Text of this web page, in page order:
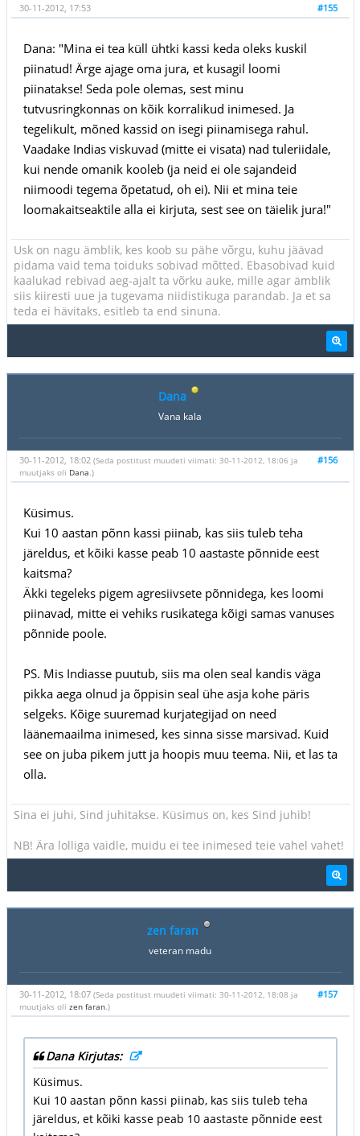
#155
30-11-2012, 17:53
Dana: "Mina ei tea küll ühtki kassi keda oleks kuskil
piinatud! Ärge ajage oma jura, et kusagil loomi
piinatakse! Seda pole olemas, sest minu
tutvusringkonnas on kõik korralikud inimesed. Ja
tegelikult, mõned kassid on isegi piinamisega rahul.
Vaadake Indias viskuvad (mitte ei visata) nad tuleriidale,
kui nende omanik kooleb (ja neid ei ole sajandeid
niimoodi tegema õpetatud, oh ei). Nii et mina teie
loomakaitseaktile alla ei kirjuta, sest see on täielik jura!"
Usk on nagu ämblik, kes koob su pähe võrgu, kuhu jäävad
pidama vaid tema toiduks sobivad mõtted. Ebasobivad kuid
kaalukad rebivad aeg-ajalt ta võrku auke, mille agar ämblik
siis kiiresti uue ja tugevama niidistikuga parandab. Ja et sa
teda ei hävitaks, esitleb ta end sinuna.
Dana
Vana kala
#156
30-11-2012, 18:02 (Seda postitust muudeti viimati: 30-11-2012, 18:06 ja
muutjaks oli Dana .)
Küsimus.
Kui 10 aastan põnn kassi piinab, kas siis tuleb teha
järeldus, et kõiki kasse peab 10 aastaste põnnide eest
kaitsma?
Äkki tegeleks pigem agresiivsete põnnidega, kes loomi
piinavad, mitte ei vehiks rusikatega kõigi samas vanuses
põnnide poole.
PS. Mis Indiasse puutub, siis ma olen seal kandis väga
pikka aega olnud ja õppisin seal ühe asja kohe päris
selgeks. Kõige suuremad kurjategijad on need
läänemaailma inimesed, kes sinna sisse marsivad. Kuid
see on juba pikem jutt ja hoopis muu teema. Nii, et las ta
olla.
Sina ei juhi, Sind juhitakse. Küsimus on, kes Sind juhib!
NB! Ära lolliga vaidle, muidu ei tee inimesed teie vahel vahet!
zen faran
veteran madu
#157
30-11-2012, 18:07 (Seda postitust muudeti viimati: 30-11-2012, 18:08 ja
muutjaks oli zen faran.)
Dana Kirjutas:
Küsimus.
Kui 10 aastan põnn kassi piinab, kas siis tuleb teha
järeldus, et kõiki kasse peab 10 aastaste põnnide eest